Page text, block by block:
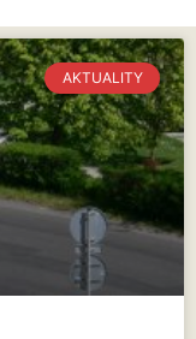
AKTUALITY